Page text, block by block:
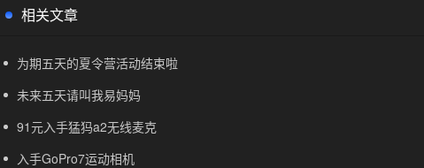
相关文章
为期五天的夏令营活动结束啦
未来五天请叫我易妈妈
91元入手猛犸a2无线麦克
入手GoPro7运动相机